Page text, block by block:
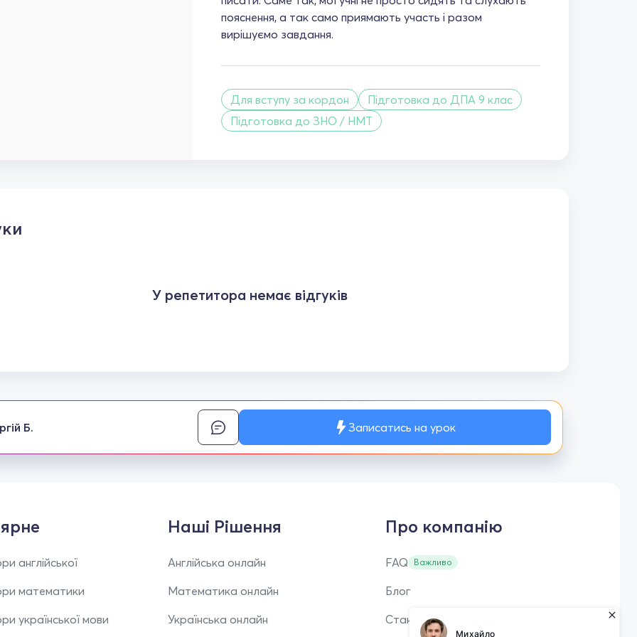
пояснення, а так само приямають участь і разом
вирішуємо завдання.
Для вступу за кордон
Підготовка до ДПА 9 клас
Підготовка до ЗНО / НМТ
У репетитора немає відгуків
Б. Записатись на урок
англійської
математики
української мови
Наші Рішення
Англійська онлайн
Математика онлайн
Українська онлайн
Про компанію
FAQ Важливо
Блог
Стань репетитором